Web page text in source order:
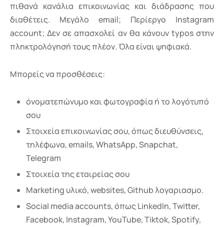
πιθανά κανάλια επικοινωνίας και διάδρασης που
διαθέτεις. Μεγάλο email; Περίεργο Instagram
account; Δεν σε απασχολεί αν θα κάνουν typos στην
πληκτρολόγησή τους πλέον. Όλα είναι ψηφιακά.
Μπορείς να προσθέσεις:
όνοματεπώνυμο και φωτογραφία ή το λογότυπό
σου
Στοιχεία επικοινωνίας σου, όπως διευθύνσεις,
τηλέφωνα, emails, WhatsApp, Snapchat,
Telegram
Στοιχεία της εταιρείας σου
Marketing υλικό, websites, Github λογαριασμο.
Social media accounts, όπως LinkedIn, Twitter,
Facebook, Instagram, YouTube, Tiktok, Spotify,